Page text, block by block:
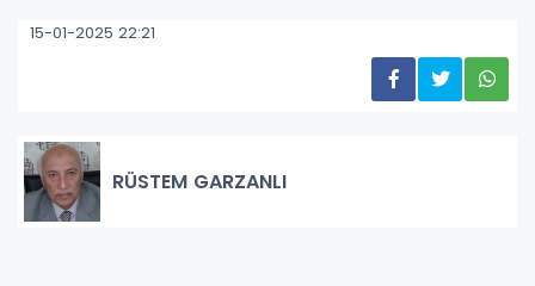
15-01-2025 22:21
RÜSTEM GARZANLI